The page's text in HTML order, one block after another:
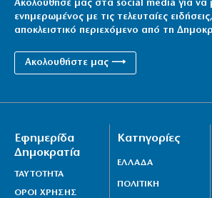
Ακολούθησέ μας στα social media για να
ενημερωμένος με τις τελευταίες
αποκλειστικό περιεχόμενο από τη
Ακολουθήστε μας ⟶
Εφημερίδα
Δημοκρατία
ΤΑΥΤΟΤΗΤΑ
ΟΡΟΙ ΧΡΗΣΗΣ
Κατηγορίες
ΕΛΛΑΔΑ
ΠΟΛΙΤΙΚΗ